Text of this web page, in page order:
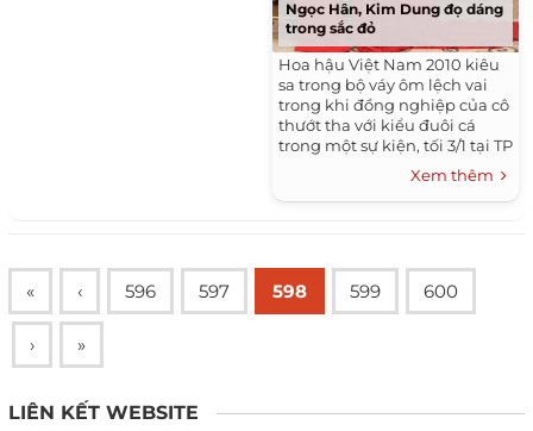
Ngọc Hân, Kim Dung đọ dáng
trong sắc đỏ
Hoa hậu Việt Nam 2010 kiêu
sa trong bộ váy ôm lệch vai
trong khi đồng nghiệp của cô
thướt tha với kiểu đuôi cá
trong một sự kiện, tối 3/1 tại TP
Xem thêm
« ‹ 596 597 598 599 600
› »
LIÊN KẾT WEBSITE